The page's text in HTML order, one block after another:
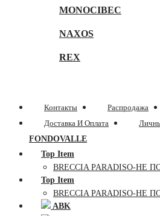
MONOCIBEC
NAXOS
REX
Контакты Распродажа
Доставка И Оплата
FONDOVALLE
Top Item
BRECCIA PARADISO-НЕ
Top Item
BRECCIA PARADISO-НЕ
ABK